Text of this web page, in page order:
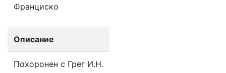
Франциско
Описание
Похоронен с Грег И.Н.